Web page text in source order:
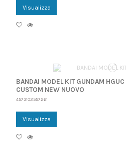
Visualizza
BANDAI MODEL KIT GUNDAM
CUSTOM NEW NUOVO
4573102557261
Visualizza